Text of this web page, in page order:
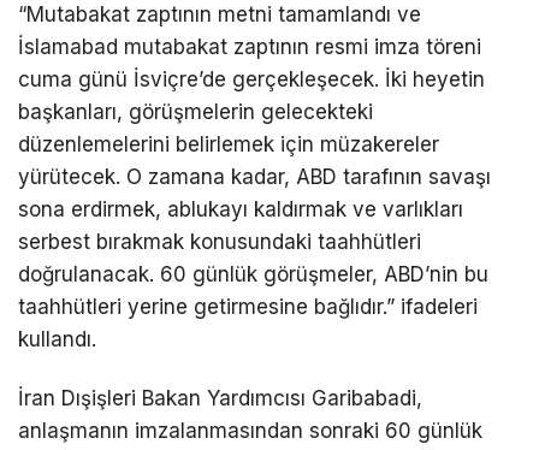
“Mutabakat zaptının metni tamamlandı ve
İslamabad mutabakat zaptının resmi imza töreni
cuma günü İsviçre’de gerçekleşecek. İki heyetin
başkanları, görüşmelerin gelecekteki
düzenlemelerini belirlemek için müzakereler
yürütecek. O zamana kadar, ABD tarafının savaşı
sona erdirmek, ablukayı kaldırmak ve varlıkları
serbest bırakmak konusundaki taahhütleri
doğrulanacak. 60 günlük görüşmeler, ABD’nin bu
taahhütleri yerine getirmesine bağlıdır.” ifadeleri
kullandı.
İran Dışişleri Bakan Yardımcısı Garibabadi,
anlaşmanın imzalanmasından sonraki 60 günlük